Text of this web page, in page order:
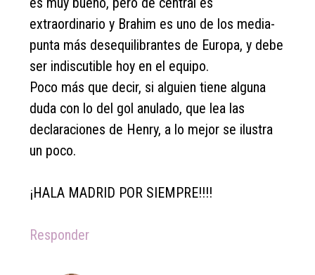
extraordinario y Brahim es uno de los media-
punta más desequilibrantes de Europa, y debe
ser indiscutible hoy en el equipo.
Poco más que decir, si alguien tiene alguna
duda con lo del gol anulado, que lea las
declaraciones de Henry, a lo mejor se ilustra
un poco.
¡HALA MADRID POR SIEMPRE!!!!
Responder